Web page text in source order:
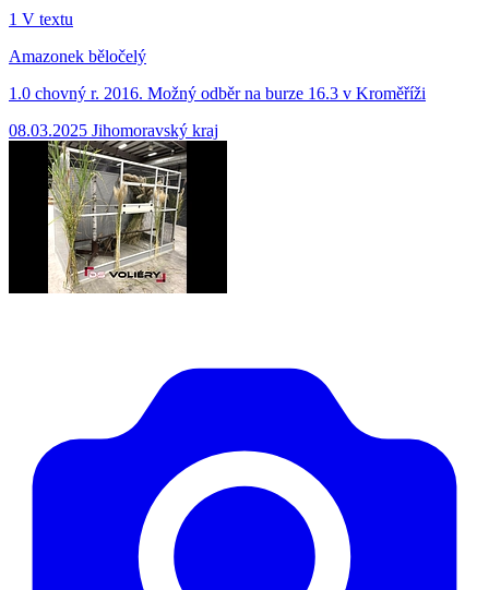
1 V textu
Amazonek běločelý
1.0 chovný r. 2016. Možný odběr na burze 16.3 v Kroměříži
08.03.2025 Jihomoravský kraj